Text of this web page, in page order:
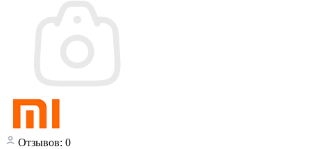
Отзывов: 0